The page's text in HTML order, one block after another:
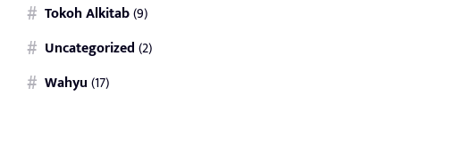
Tokoh Alkitab(9)
Uncategorized(2)
Wahyu(17)